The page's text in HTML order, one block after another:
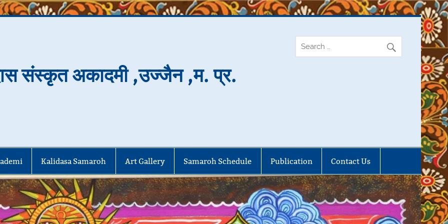
संस्कृत अकादमी ,उज्जैन ,म. प्र.
Kalidasa Samaroh Art Gallery Samaroh Schedule Publication Contact Us